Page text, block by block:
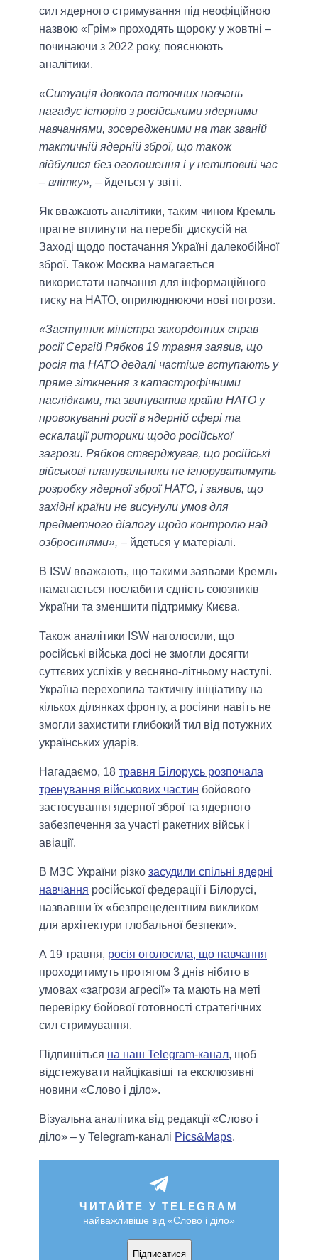
сил ядерного стримування під неофіційною
назвою «Грім» проходять щороку у жовтні –
починаючи з 2022 року, пояснюють
аналітики.
«Ситуація довкола поточних навчань
нагадує історію з російськими ядерними
навчаннями, зосередженими на так званій
тактичній ядерній зброї, що також
відбулися без оголошення і у нетиповий час
– влітку», – йдеться у звіті.
Як вважають аналітики, таким чином Кремль
прагне вплинути на перебіг дискусій на
Заході щодо постачання Україні далекобійної
зброї. Також Москва намагається
використати навчання для інформаційного
тиску на НАТО, оприлюднюючи нові погрози.
«Заступник міністра закордонних справ
росії Сергій Рябков 19 травня заявив, що
росія та НАТО дедалі частіше вступають у
пряме зіткнення з катастрофічними
наслідками, та звинуватив країни НАТО у
провокуванні росії в ядерній сфері та
ескалації риторики щодо російської
загрози. Рябков стверджував, що російські
військові планувальники не ігноруватимуть
розробку ядерної зброї НАТО, і заявив, що
західні країни не висунули умов для
предметного діалогу щодо контролю над
озброєннями», – йдеться у матеріалі.
В ISW вважають, що такими заявами Кремль
намагається послабити єдність союзників
України та зменшити підтримку Києва.
Також аналітики ISW наголосили, що
російські війська досі не змогли досягти
суттєвих успіхів у весняно-літньому наступі.
Україна перехопила тактичну ініціативу на
кількох ділянках фронту, а росіяни навіть не
змогли захистити глибокий тил від потужних
українських ударів.
Нагадаємо, 18 травня Білорусь розпочала
тренування військових частин бойового
застосування ядерної зброї та ядерного
забезпечення за участі ракетних військ і
авіації.
В МЗС України різко засудили спільні ядерні
навчання російської федерації і Білорусі,
назвавши їх «безпрецедентним викликом
для архітектури глобальної безпеки».
А 19 травня, росія оголосила, що навчання
проходитимуть протягом 3 днів нібито в
умовах «загрози агресії» та мають на меті
перевірку бойової готовності стратегічних
сил стримування.
Підпишіться на наш Telegram-канал, щоб
відстежувати найцікавіші та ексклюзивні
новини «Слово і діло».
Візуальна аналітика від редакції «Слово і
діло» – у Telegram-каналі Pics&Maps.
ЧИТАЙТЕ У TELEGRAM
найважливіше від «Слово і діло»
Підписатися